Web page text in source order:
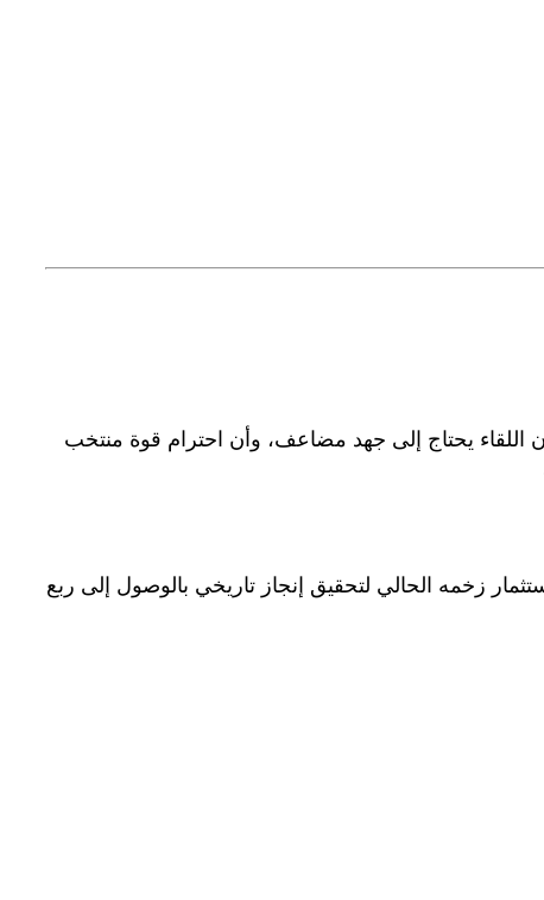
اللقاء يحتاج إلى جهد مضاعف، وأن احترام قوة منتخب
زخمه الحالي لتحقيق إنجاز تاريخي بالوصول إلى ربع